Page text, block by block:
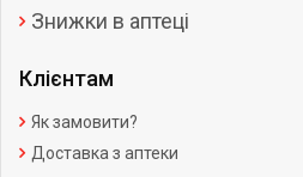
Знижки в аптеці
Клієнтам
Як замовити?
Доставка з аптеки